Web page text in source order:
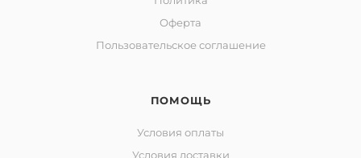
Оферта
Пользовательское соглашение
ПОМОЩЬ
Условия оплаты
Условия доставки